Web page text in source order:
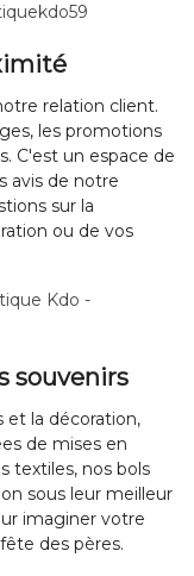
relation client.
les promotions
C'est un espace de
avis de notre
sur la
ou de vos
Kdo -
souvenirs
et la décoration,
de mises en
textiles, nos bols
sous leur meilleur
imaginer votre
des pères.